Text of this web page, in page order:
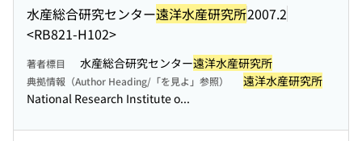
水産総合研究センター遠洋水産研究所2007.2
<RB821-H102>
著者標目 水産総合研究センター遠洋水産研究所
典拠情報（Author Heading/「を見よ」参照）
遠洋水産研究所
National Research Institute o...